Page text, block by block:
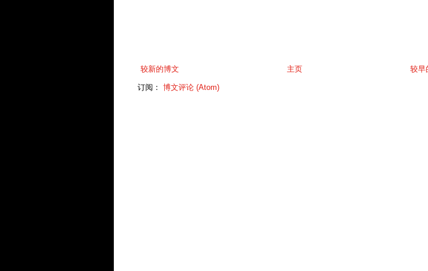
较新的博文 较早
主页
订阅： 博文评论 (Atom)